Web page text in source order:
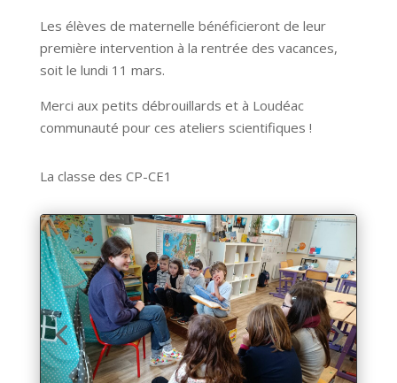
Les élèves de maternelle bénéficieront de leur
première intervention à la rentrée des vacances,
soit le lundi 11 mars.
Merci aux petits débrouillards et à Loudéac
communauté pour ces ateliers scientifiques !
La classe des CP-CE1